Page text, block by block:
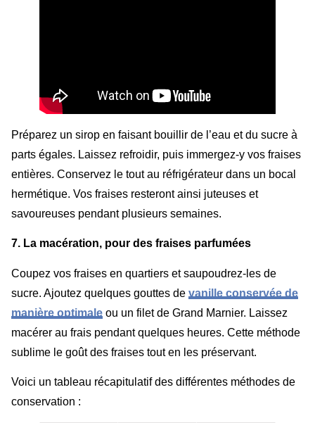
Préparez un sirop en faisant bouillir de l’eau et du sucre à
parts égales. Laissez refroidir, puis immergez-y vos fraises
entières. Conservez le tout au réfrigérateur dans un bocal
hermétique. Vos fraises resteront ainsi juteuses et
savoureuses pendant plusieurs semaines.
7. La macération, pour des fraises parfumées
Coupez vos fraises en quartiers et saupoudrez-les de
sucre. Ajoutez quelques gouttes de vanille conservée de
manière optimale ou un filet de Grand Marnier. Laissez
macérer au frais pendant quelques heures. Cette méthode
sublime le goût des fraises tout en les préservant.
Voici un tableau récapitulatif des différentes méthodes de
conservation :